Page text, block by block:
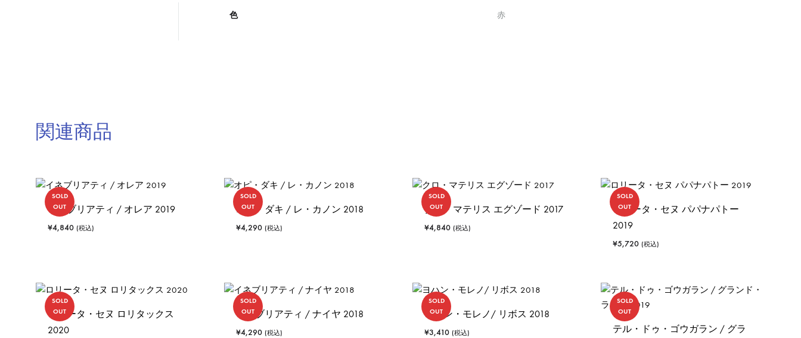
色 赤
関連商品
SOLD
OUT
イネブリアティ / オレア 2019
¥4,840 (税込)
SOLD
OUT
オピ・ダキ / レ・カノン 2018
¥4,290 (税込)
SOLD
OUT
クロ・マテリス エグゾード 2017
¥4,840 (税込)
SOLD
OUT
ロリータ・セヌ パパナパトー
2019
¥5,720 (税込)
SOLD
OUT
ロリータ・セヌ ロリタックス
2020
SOLD
OUT
イネブリアティ / ナイヤ 2018
¥4,290 (税込)
SOLD
OUT
ヨハン・モレノ/ リボス 2018
¥3,410 (税込)
SOLD
OUT
テル・ドゥ・ゴウガラン / グラ